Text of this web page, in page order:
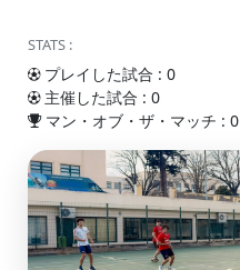
STATS :
プレイした試合 : 0
主催した試合 : 0
マン・オブ・ザ・マッチ : 0